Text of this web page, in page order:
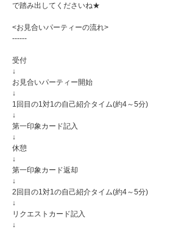
で踏み出してくださいね★
<お見合いパーティーの流れ>
------
受付
↓
お見合いパーティー開始
↓
1回目の1対1の自己紹介タイム(約4～5分)
↓
第一印象カード記入
↓
休憩
↓
第一印象カード返却
↓
2回目の1対1の自己紹介タイム(約4～5分)
↓
リクエストカード記入
↓